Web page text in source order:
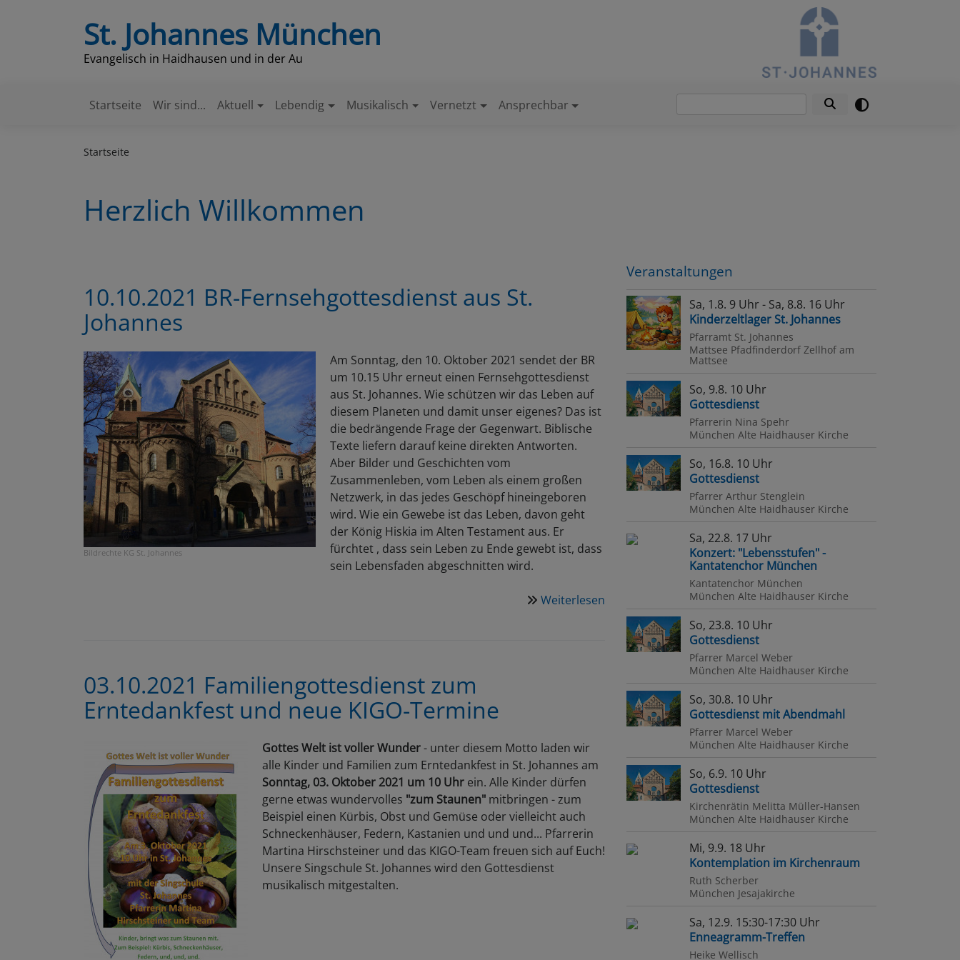
St. Johannes München
Evangelisch in Haidhausen und in der Au
Hauptnavigation
Startseite Wir sind... Aktuell Lebendig Musikalisch Vernetzt Ansprechbar
Startseite
Herzlich Willkommen
10.10.2021 BR-Fernsehgottesdienst aus St.
Johannes
Bildrechte KG St. Johannes
Am Sonntag, den 10. Oktober 2021 sendet der BR
um 10.15 Uhr erneut einen Fernsehgottesdienst
aus St. Johannes. Wie schützen wir das Leben auf
diesem Planeten und damit unser eigenes? Das ist
die bedrängende Frage der Gegenwart. Biblische
Texte liefern darauf keine direkten Antworten.
Aber Bilder und Geschichten vom
Zusammenleben, vom Leben als einem großen
Netzwerk, in das jedes Geschöpf hineingeboren
wird. Wie ein Gewebe ist das Leben, davon geht
der König Hiskia im Alten Testament aus. Er
fürchtet , dass sein Leben zu Ende gewebt ist, dass
sein Lebensfaden abgeschnitten wird.
Weiterlesen
10.10.2021
Fernsehgottesdienst
Johannes
03.10.2021 Familiengottesdienst zum
Erntedankfest und neue KIGO-Termine
Gottes Welt ist voller Wunder- unter diesem Motto laden wir
alle Kinder und Familien zum Erntedankfest in St. Johannes am
Sonntag, 03. Oktober 2021 um 10 Uhr ein. Alle Kinder dürfen
gerne etwas wundervolles "zum Staunen" mitbringen - zum
Beispiel einen Kürbis, Obst und Gemüse oder vielleicht auch
Schneckenhäuser, Federn, Kastanien und und und... Pfarrerin
Martina Hirschsteiner und das KIGO-Team freuen sich auf Euch!
Unsere Singschule St. Johannes wird den Gottesdienst
musikalisch mitgestalten.
Veranstaltungen
Sa, 1.8. 9 Uhr - Sa, 8.8. 16 Uhr
Kinderzeltlager St. Johannes
Pfarramt St. Johannes
Mattsee Pfadfinderdorf Zellhof am
Mattsee
So, 9.8. 10 Uhr
Gottesdienst
Pfarrerin Nina Spehr
München Alte Haidhauser Kirche
So, 16.8. 10 Uhr
Gottesdienst
Pfarrer Arthur Stenglein
München Alte Haidhauser Kirche
Sa, 22.8. 17 Uhr
Konzert: "Lebensstufen" -
Kantatenchor München
Kantatenchor München
München Alte Haidhauser Kirche
So, 23.8. 10 Uhr
Gottesdienst
Pfarrer Marcel Weber
München Alte Haidhauser Kirche
So, 30.8. 10 Uhr
Gottesdienst mit Abendmahl
Pfarrer Marcel Weber
München Alte Haidhauser Kirche
So, 6.9. 10 Uhr
Gottesdienst
Kirchenrätin Melitta Müller-Hansen
München Alte Haidhauser Kirche
Mi, 9.9. 18 Uhr
Kontemplation im Kirchenraum
Ruth Scherber
München Jesajakirche
Sa, 12.9. 15:30-17:30 Uhr
Enneagramm-Treffen
Heike Wellisch